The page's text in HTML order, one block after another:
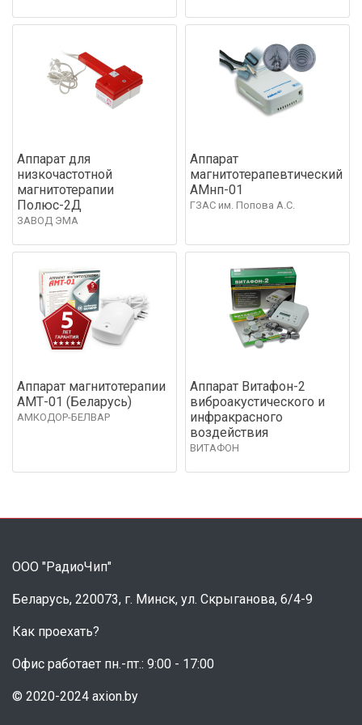
Аппарат для
низкочастотной
магнитотерапии
Полюс-2Д
ЗАВОД ЭМА
Аппарат
магнитотерапевтический
АМнп-01
ГЗАС им. Попова А.С.
Аппарат магнитотерапии
АМТ-01 (Беларусь)
АМКОДОР-БЕЛВАР
Аппарат Витафон-2
виброакустического и
инфракрасного
воздействия
ВИТАФОН
ООО "РадиоЧип"
Беларусь, 220073, г. Минск, ул. Скрыганова, 6/4-9
Как проехать?
Офис работает пн.-пт.: 9:00 - 17:00
© 2020-2024 axion.by